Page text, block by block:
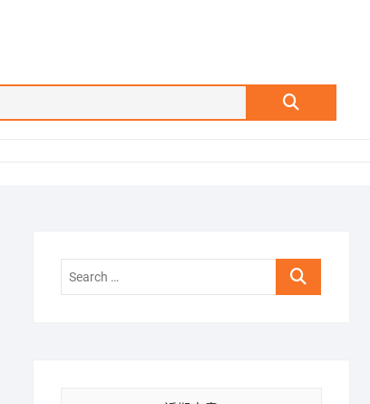
Search
Search